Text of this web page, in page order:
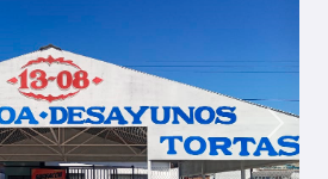
Next